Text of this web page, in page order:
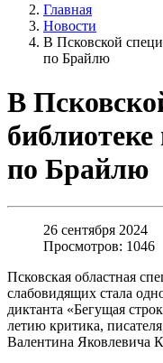
Главная
Новости
В Псковской
по Брайлю
В
по Брайлю
26 сентября 2024
Просмотров: 1046
Псковская областная
слабовидящих стала
диктанта «Бегущая
летию критика,
Валентина Яковлевича